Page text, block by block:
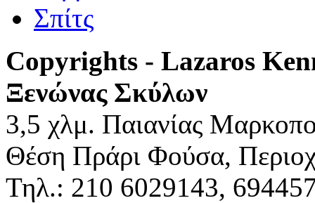
Copyrights - Lazaros
Ξενώνας Σκύλων
3,5 χλμ. Παιανίας
Θέση Πράρι Φούσα,
Τηλ.: 210 6029143,